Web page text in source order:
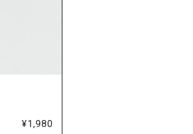
¥1,980